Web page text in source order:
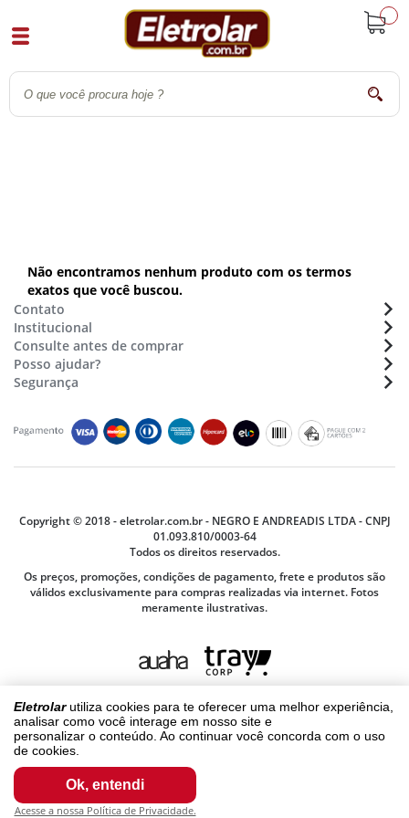
Não encontramos nenhum produto com os termos
exatos que você buscou.
Eletrolarutiliza cookies para te oferecer uma melhor experiência,
analisar como você interage em nosso site e
personalizar o conteúdo. Ao continuar você concorda com o uso
de cookies.
Ok, entendi
Acesse a nossa Política de Privacidade.
Contato
Atendimento:(48) 36470633
Whatsapp: (48) 9 9154 7702
E-mail: sac@eletrolar.com.br
Institucional
Sobre a Eletrolar
Nossas lojas - Trabalhe conosco
Consulte antes de comprar
Formas de pagamento
Montagens de móveis
Segurança e Privacidade
Termos e Condições
Termos de Compra e Venda
Posso ajudar?
Assistência Técnica
Compras e Pagamentos
Montagem e Instalação
Trocas ou Devoluções
Segurança
Copyright © 2018 - eletrolar.com.br - NEGRO E ANDREADIS LTDA - CNPJ
01.093.810/0003-64
Todos os direitos reservados.
Os preços, promoções, condições de pagamento, frete e produtos são
válidos exclusivamente para compras realizadas via internet. Fotos
meramente ilustrativas.